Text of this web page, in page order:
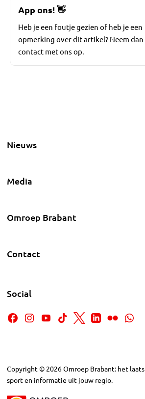
App ons!👋
Heb je een foutje gezien of heb je een
opmerking over dit artikel? Neem dan
contact met ons op.
Nieuws
Media
Omroep Brabant
Contact
Social
Copyright © 2026Omroep Brabant: het
sport en informatie uit jouw regio.